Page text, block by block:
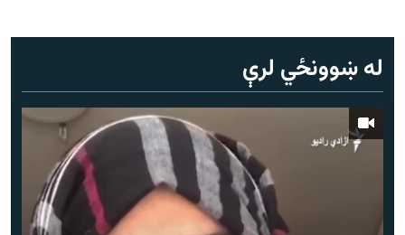
له ښوونځي لرې